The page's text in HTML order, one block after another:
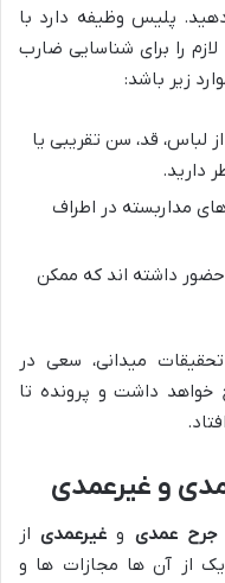
پلیس وظیفه دارد با
را برای شناسایی ضارب
زیر باشد:
لباس، قد، سن تقریبی یا
دارید.
مداربسته در اطراف
حضور داشته اند که ممکن
میدانی، سعی در
داشت و پرونده تا
و غیرعمدی
عمدی و غیرعمدیاز
یک از آن ها مجازات ها و